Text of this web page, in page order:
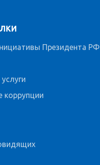
Президента РФ
коррупции